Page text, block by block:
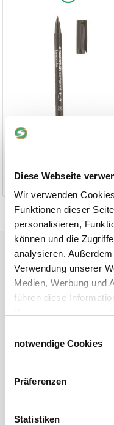
Diese Webseite
Wir verwenden
Funktionen dieser
personalisieren,
können und die
analysieren.
Verwendung unserer
Medien, Werbung und
führen diese
haben.
notwendige Cookies
Präferenzen
Statistiken
3,50 €
1-2 Werktage
Tiere
Weideunterstand groß
Wasserversorgung
Euronetz
Zubereitung
Grundlagen der
Geflügeltränken
Stallapotheke für